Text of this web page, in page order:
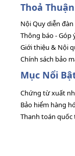
Thoả Thuận
Nội Quy diễn đàn
Thông báo - Góp
Giới thiệu & Nội
Chính sách bảo
Mục Nổi
Chứng từ xuất
Bảo hiểm hàng
Thanh toán quốc